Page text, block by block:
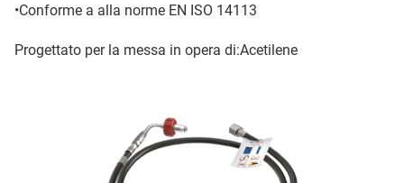
•Conforme a alla norme EN ISO 14113
Progettato per la messa in opera di:Acetilene